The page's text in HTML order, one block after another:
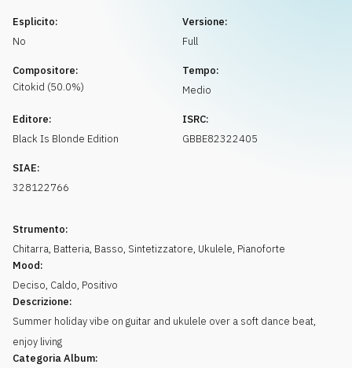
Esplicito:
No
Versione:
Full
Compositore:
Citokid (50.0%)
Tempo:
Medio
Editore:
Black Is Blonde Edition
ISRC:
GBBE82322405
SIAE:
328122766
Strumento:
Chitarra, Batteria, Basso, Sintetizzatore, Ukulele, Pianoforte
Mood:
Deciso, Caldo, Positivo
Descrizione:
Summer holiday vibe on guitar and ukulele over a soft dance beat,
enjoy living
Categoria Album: